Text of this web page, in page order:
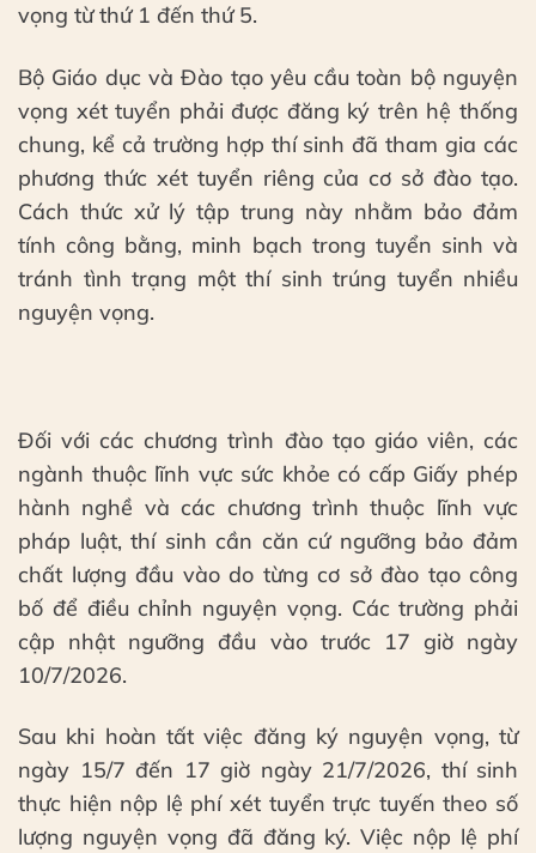
vọng từ thứ 1 đến thứ 5.
Bộ Giáo dục và Đào tạo yêu cầu toàn bộ nguyện
vọng xét tuyển phải được đăng ký trên hệ thống
chung, kể cả trường hợp thí sinh đã tham gia các
phương thức xét tuyển riêng của cơ sở đào tạo.
Cách thức xử lý tập trung này nhằm bảo đảm
tính công bằng, minh bạch trong tuyển sinh và
tránh tình trạng một thí sinh trúng tuyển nhiều
nguyện vọng.
Đối với các chương trình đào tạo giáo viên, các
ngành thuộc lĩnh vực sức khỏe có cấp Giấy phép
hành nghề và các chương trình thuộc lĩnh vực
pháp luật, thí sinh cần căn cứ ngưỡng bảo đảm
chất lượng đầu vào do từng cơ sở đào tạo công
bố để điều chỉnh nguyện vọng. Các trường phải
cập nhật ngưỡng đầu vào trước 17 giờ ngày
10/7/2026.
Sau khi hoàn tất việc đăng ký nguyện vọng, từ
ngày 15/7 đến 17 giờ ngày 21/7/2026, thí sinh
thực hiện nộp lệ phí xét tuyển trực tuyến theo số
lượng nguyện vọng đã đăng ký. Việc nộp lệ phí